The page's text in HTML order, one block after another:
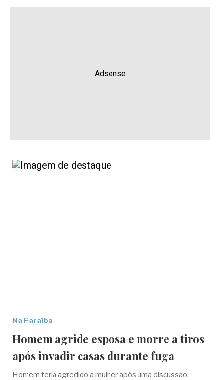
Adsense
Na Paraíba
Homem agride esposa e morre a tiros
após invadir casas durante fuga
Homem teria agredido a mulher após uma discussão;